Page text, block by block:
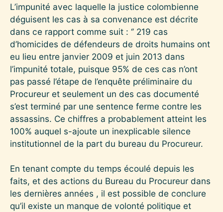
L’impunité avec laquelle la justice colombienne
déguisent les cas à sa convenance est décrite
dans ce rapport comme suit : ‘’ 219 cas
d’homicides de défendeurs de droits humains ont
eu lieu entre janvier 2009 et juin 2013 dans
l’impunité totale, puisque 95% de ces cas n’ont
pas passé l’étape de l’enquête préliminaire du
Procureur et seulement un des cas documenté
s’est terminé par une sentence ferme contre les
assassins. Ce chiffres a probablement atteint les
100% auquel s-ajoute un inexplicable silence
institutionnel de la part du bureau du Procureur.
En tenant compte du temps écoulé depuis les
faits, et des actions du Bureau du Procureur dans
les dernières années , il est possible de conclure
qu’il existe un manque de volonté politique et